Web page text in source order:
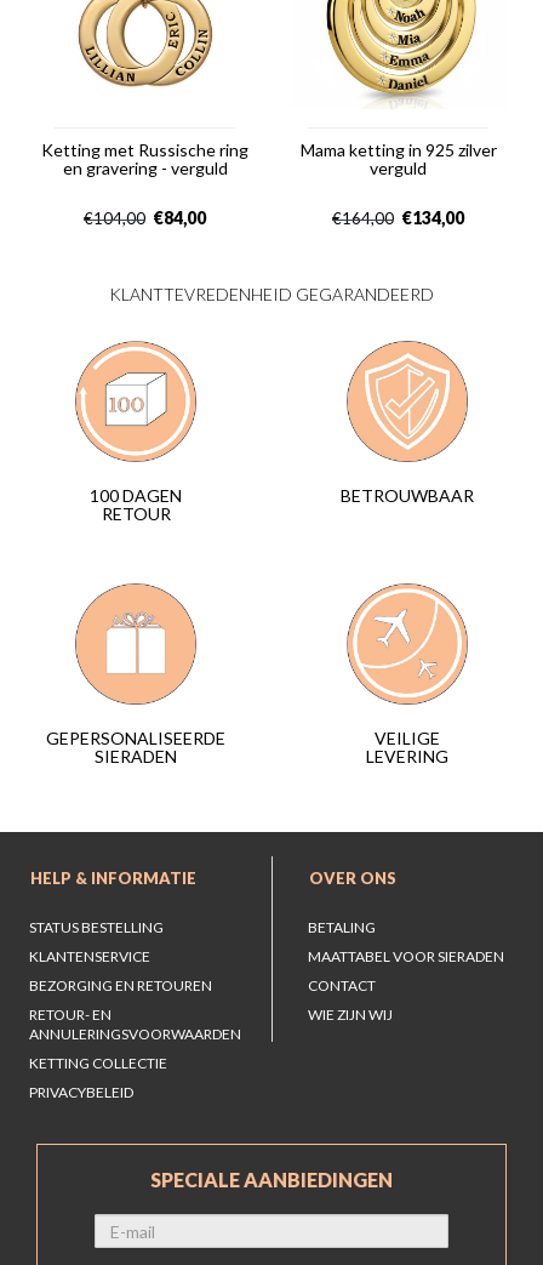
Ketting met Russische ring
en gravering - verguld
€104,00 €84,00
Mama ketting in 925 zilver
verguld
€164,00 €134,00
KLANTTEVREDENHEID GEGARANDEERD
100 DAGEN
RETOUR
BETROUWBAAR
GEPERSONALISEERDE
SIERADEN
VEILIGE
LEVERING
HELP & INFORMATIE
STATUS BESTELLING
KLANTENSERVICE
BEZORGING EN RETOUREN
RETOUR- EN
ANNULERINGSVOORWAARDEN
KETTING COLLECTIE
PRIVACYBELEID
OVER ONS
BETALING
MAATTABEL VOOR SIERADEN
CONTACT
WIE ZIJN WIJ
SPECIALE AANBIEDINGEN